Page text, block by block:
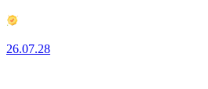
26.07.28